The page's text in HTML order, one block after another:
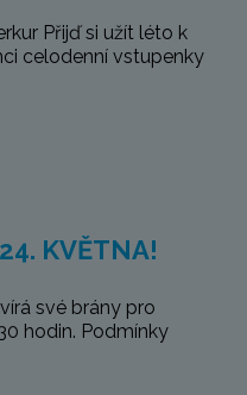
Přijď si užít léto k
celodenní vstupenky
KVĚTNA!
své brány pro
hodin. Podmínky